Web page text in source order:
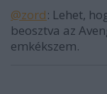
@zord: Lehet,
beosztva az
emkékszem.